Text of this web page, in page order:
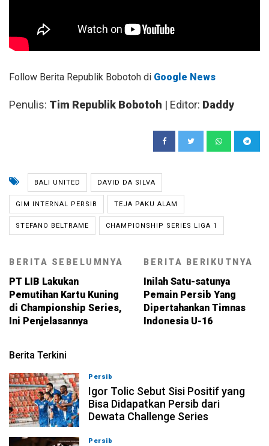
Follow Berita Republik Bobotoh di Google News
Penulis: Tim Republik Bobotoh | Editor: Daddy
BALI UNITED DAVID DA SILVA
GIM INTERNAL PERSIB TEJA PAKU ALAM
STEFANO BELTRAME CHAMPIONSHIP SERIES LIGA 1
BERITA SEBELUMNYA
PT LIB Lakukan
Pemutihan Kartu Kuning
di Championship Series,
Ini Penjelasannya
BERITA BERIKUTNYA
Inilah Satu-satunya
Pemain Persib Yang
Dipertahankan Timnas
Indonesia U-16
Berita Terkini
Persib
Igor Tolic Sebut Sisi Positif yang
Bisa Didapatkan Persib dari
Dewata Challenge Series
Persib